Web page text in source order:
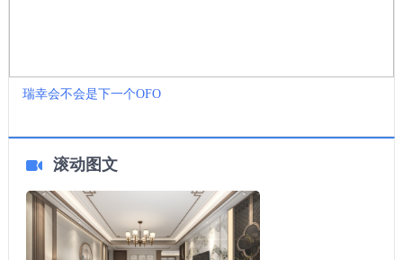
瑞幸会不会是下一个OFO
滚动图文